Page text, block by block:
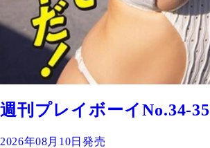
週刊プレイボーイNo.34-35
2026年08月10日発売